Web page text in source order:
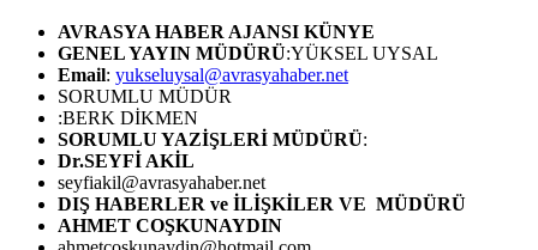
AVRASYA HABER AJANSI KÜNYE
GENEL YAYIN MÜDÜRÜ:YÜKSEL UYSAL
Email: yukseluysal@avrasyahaber.net
SORUMLU MÜDÜR
:BERK DİKMEN
SORUMLU YAZİŞLERİ MÜDÜRÜ:
Dr.SEYFİ AKİL
seyfiakil@avrasyahaber.net
DIŞ HABERLER ve İLİŞKİLER VE MÜDÜRÜ
AHMET COŞKUNAYDIN